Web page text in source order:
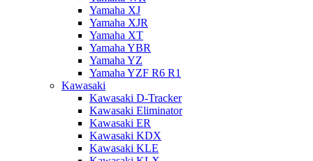
Yamaha XJ
Yamaha XJR
Yamaha XT
Yamaha YBR
Yamaha YZ
Yamaha YZF R6 R1
Kawasaki
Kawasaki D-Tracker
Kawasaki Eliminator
Kawasaki ER
Kawasaki KDX
Kawasaki KLE